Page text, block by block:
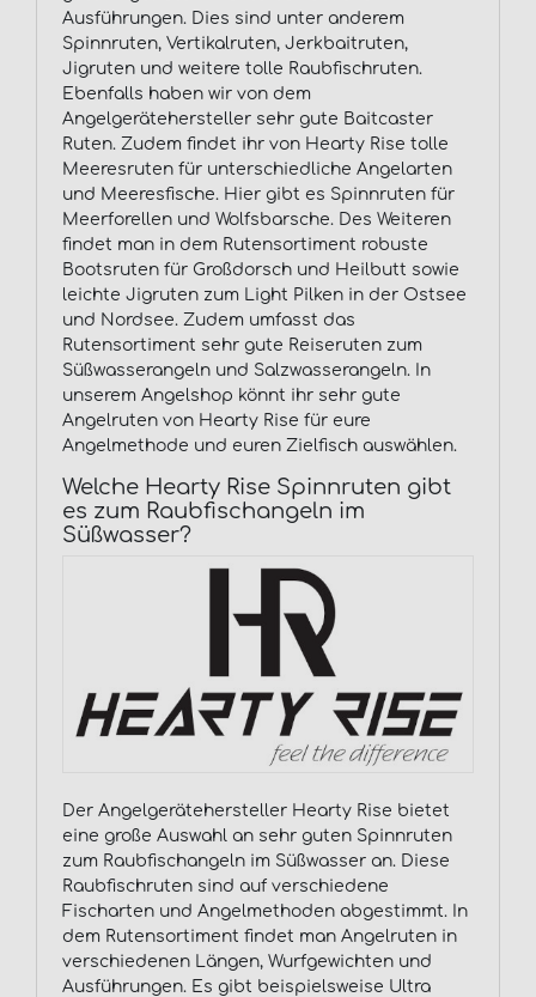
Ausführungen. Dies sind unter anderem
Spinnruten, Vertikalruten, Jerkbaitruten,
Jigruten und weitere tolle Raubfischruten.
Ebenfalls haben wir von dem
Angelgerätehersteller sehr gute Baitcaster
Ruten. Zudem findet ihr von Hearty Rise tolle
Meeresruten für unterschiedliche Angelarten
und Meeresfische. Hier gibt es Spinnruten für
Meerforellen und Wolfsbarsche. Des Weiteren
findet man in dem Rutensortiment robuste
Bootsruten für Großdorsch und Heilbutt sowie
leichte Jigruten zum Light Pilken in der Ostsee
und Nordsee. Zudem umfasst das
Rutensortiment sehr gute Reiseruten zum
Süßwasserangeln und Salzwasserangeln. In
unserem Angelshop könnt ihr sehr gute
Angelruten von Hearty Rise für eure
Angelmethode und euren Zielfisch auswählen.
Welche Hearty Rise Spinnruten gibt
es zum Raubfischangeln im
Süßwasser?
Der Angelgerätehersteller Hearty Rise bietet
eine große Auswahl an sehr guten Spinnruten
zum Raubfischangeln im Süßwasser an. Diese
Raubfischruten sind auf verschiedene
Fischarten und Angelmethoden abgestimmt. In
dem Rutensortiment findet man Angelruten in
verschiedenen Längen, Wurfgewichten und
Ausführungen. Es gibt beispielsweise Ultra